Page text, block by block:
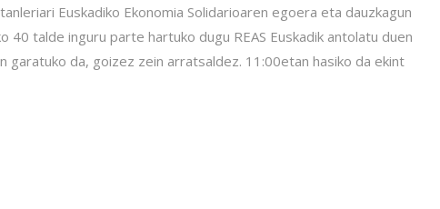
Euskadiko Ekonomia Solidarioaren egoera eta dauzkagun
talde inguru parte hartuko dugu REAS Euskadik antolatu duen
garatuko da, goizez zein arratsaldez. 11:00etan hasiko da ekint